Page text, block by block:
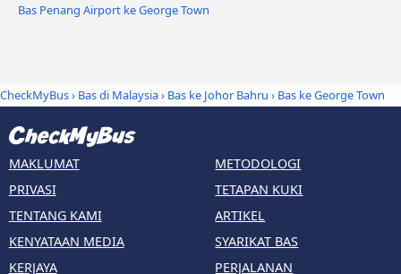
Bas Penang Airport ke George Town
CheckMyBus› Bas di Malaysia› Bas ke Johor Bahru › Bas ke George Town
MAKLUMAT
PRIVASI
TENTANG KAMI
KENYATAAN MEDIA
KERJAYA
METODOLOGI
TETAPAN KUKI
ARTIKEL
SYARIKAT BAS
PERJALANAN